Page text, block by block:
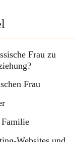
Frau zu
Frau
Familie